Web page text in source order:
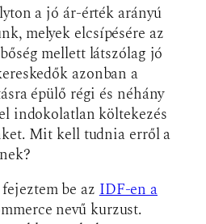
a jó ár-érték arányú
melyek elcsípésére az
mellett látszólag jó
azonban a
épülő régi és néhány
indokolatlan költekezés
Mit kell tudnia erről a
be azIDF-en a
nevű kurzust.